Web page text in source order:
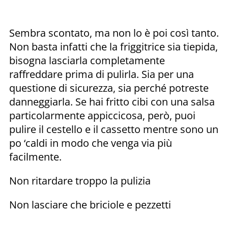
Sembra scontato, ma non lo è poi così tanto.
Non basta infatti che la friggitrice sia tiepida,
bisogna lasciarla completamente
raffreddare prima di pulirla. Sia per una
questione di sicurezza, sia perché potreste
danneggiarla. Se hai fritto cibi con una salsa
particolarmente appiccicosa, però, puoi
pulire il cestello e il cassetto mentre sono un
po ‘caldi in modo che venga via più
facilmente.
Non ritardare troppo la pulizia
Non lasciare che briciole e pezzetti